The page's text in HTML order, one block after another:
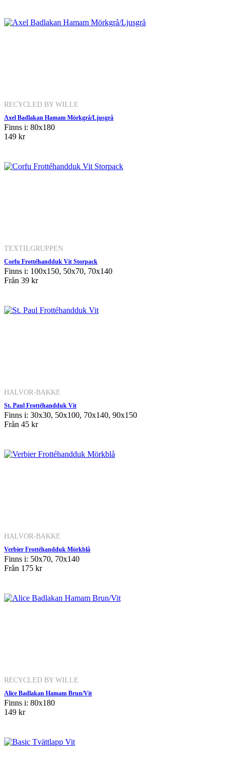
RECYCLED BY WILLE
Axel Badlakan Hamam Mörkgrå/Ljusgrå
Finns i: 80x180
149 kr
TEXTILGRUPPEN
Corfu Frottéhandduk Vit Storpack
Finns i: 100x150, 50x70, 70x140
Från 39 kr
HALVOR-BAKKE
St. Paul Frottéhandduk Vit
Finns i: 30x30, 50x100, 70x140, 90x150
Från 45 kr
HALVOR-BAKKE
Verbier Frottéhandduk Mörkblå
Finns i: 50x70, 70x140
Från 175 kr
RECYCLED BY WILLE
Alice Badlakan Hamam Brun/Vit
Finns i: 80x180
149 kr